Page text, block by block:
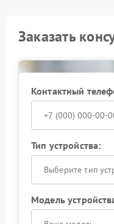
Заказать
Контактный
Тип устройства:
Выберите тип
Модель